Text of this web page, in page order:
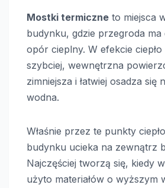
Mostki termiczne to miejsca
budynku, gdzie przegroda ma
opór cieplny. W efekcie
szybciej, wewnętrzna
zimniejsza i łatwiej osadza się
wodna.
Właśnie przez te punkty
budynku ucieka na zewnątrz
Najczęściej tworzą się, kiedy
użyto materiałów o wyższym